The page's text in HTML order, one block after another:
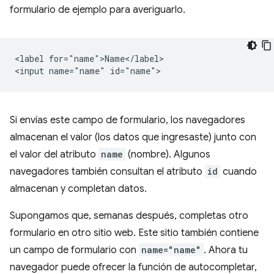
formulario de ejemplo para averiguarlo.
<label for="name">Name</label>
Si envías este campo de formulario, los navegadores
almacenan el valor (los datos que ingresaste) junto con
el valor del atributo name (nombre). Algunos
navegadores también consultan el atributo id cuando
almacenan y completan datos.
Supongamos que, semanas después, completas otro
formulario en otro sitio web. Este sitio también contiene
un campo de formulario con name="name" . Ahora tu
navegador puede ofrecer la función de autocompletar,